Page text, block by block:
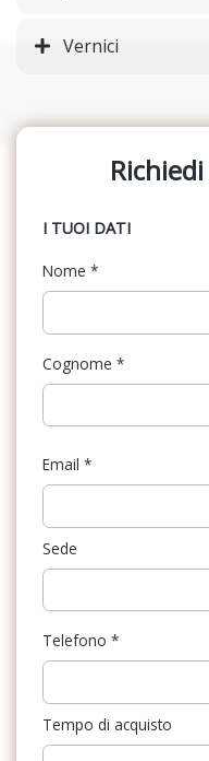
Vernici
I TUOI DATI
Nome *
Cognome *
Email *
Sede
Telefono *
Tempo di acquisto